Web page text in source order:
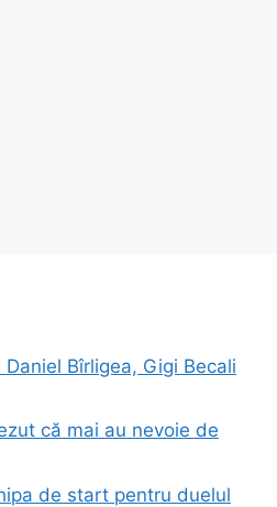
Bîrligea, Gigi Becali
că mai au nevoie de
de start pentru duelul